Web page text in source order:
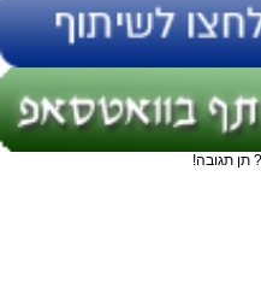
תן תגובה!